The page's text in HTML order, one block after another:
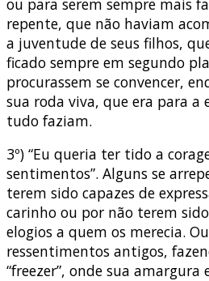
repente, que não haviam
a juventude de seus filhos,
ficado sempre em segundo
procurassem se convencer,
sua roda viva, que era para a
tudo faziam.
3º) “Eu queria ter tido a
sentimentos”. Alguns se
terem sido capazes de
carinho ou por não terem
elogios a quem os merecia.
ressentimentos antigos,
“freezer”, onde sua amargura